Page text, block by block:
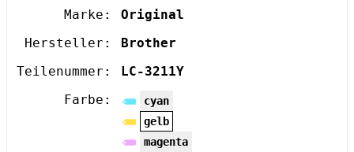
Marke:
Original
Hersteller:
Brother
Teilenummer:
LC-3211Y
Farbe:
cyan
gelb
magenta